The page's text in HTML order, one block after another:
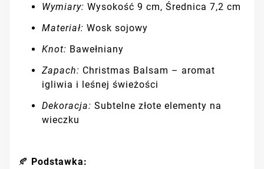
Wymiary: Wysokość 9 cm, Średnica 7,2 cm
Materiał: Wosk sojowy
Knot: Bawełniany
Zapach: Christmas Balsam – aromat
igliwia i leśnej świeżości
Dekoracja: Subtelne złote elementy na
wieczku
🍂 Podstawka: